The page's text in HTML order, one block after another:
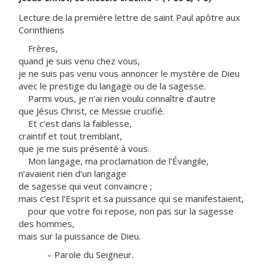
Lecture de la première lettre de saint Paul apôtre aux
Corinthiens
Frères,
quand je suis venu chez vous,
je ne suis pas venu vous annoncer le mystère de Dieu
avec le prestige du langage ou de la sagesse.
Parmi vous, je n’ai rien voulu connaître d’autre
que Jésus Christ, ce Messie crucifié.
Et c’est dans la faiblesse,
craintif et tout tremblant,
que je me suis présenté à vous.
Mon langage, ma proclamation de l’Évangile,
n’avaient rien d’un langage
de sagesse qui veut convaincre ;
mais c’est l’Esprit et sa puissance qui se manifestaient,
pour que votre foi repose, non pas sur la sagesse
des hommes,
mais sur la puissance de Dieu.
– Parole du Seigneur.